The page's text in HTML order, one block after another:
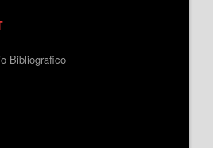
Bibliografico